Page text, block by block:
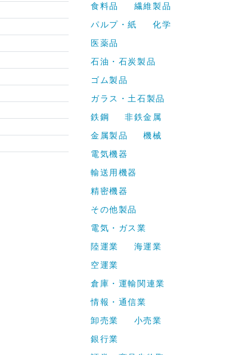
食料品
繊維製品
パルプ・紙
化学
医薬品
石油・石炭製品
ゴム製品
ガラス・土石製品
鉄鋼
非鉄金属
金属製品
機械
電気機器
輸送用機器
精密機器
その他製品
電気・ガス業
陸運業
海運業
空運業
倉庫・運輸関連業
情報・通信業
卸売業
小売業
銀行業